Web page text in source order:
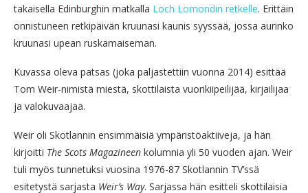
takaisella Edinburghin matkalla Loch Lomondin retkelle. Erittäin
onnistuneen retkipäivän kruunasi kaunis syyssää, jossa aurinko
kruunasi upean ruskamaiseman.
Kuvassa oleva patsas (joka paljastettiin vuonna 2014) esittää
Tom Weir-nimistä miestä, skottilaista vuorikiipeilijää, kirjailijaa
ja valokuvaajaa.
Weir oli Skotlannin ensimmäisiä ympäristöaktiiveja, ja hän
kirjoitti The Scots Magazineen kolumnia yli 50 vuoden ajan. Weir
tuli myös tunnetuksi vuosina 1976-87 Skotlannin TV’ssä
esitetystä sarjasta Weir’s Way. Sarjassa hän esitteli skottilaisia